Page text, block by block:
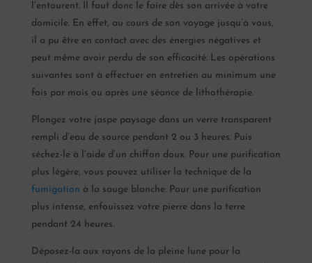
l’entourent. Il faut donc le faire dès son arrivée à votre
domicile. En effet, au cours de son voyage jusqu’à vous,
il a pu être en contact avec des énergies négatives et
peut même avoir perdu de son efficacité. Les opérations
suivantes sont à effectuer en entretien au minimum une
fois par mois ou après une séance de lithothérapie.
Plongez votre jaspe paysage dans un verre transparent
rempli d’eau de source pendant 2 ou 3 heures. Puis
séchez-le à l’aide d’un chiffon doux. Pour une purification
plus légère, vous pouvez utiliser la technique de la
fumigation à la sauge blanche. Pour une purification
plus intense, enfouissez votre pierre dans la terre
pendant 24 heures.
Déposez-la aux rayons de la pleine lune pour la